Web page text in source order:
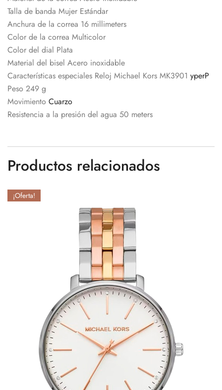
Talla de banda Mujer Estándar
Anchura de la correa 16 millimeters
Color de la correa Multicolor
Color del dial Plata
Material del bisel Acero inoxidable
Características especiales Reloj Michael Kors MK3901 yperP
Peso 249 g
Movimiento Cuarzo
Resistencia a la presión del agua 50 meters
Productos relacionados
¡Oferta!